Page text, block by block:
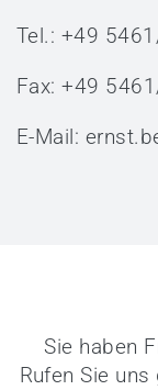
Tel.: +49
Fax: +49
E-Mail:
Sie haben
Rufen Sie